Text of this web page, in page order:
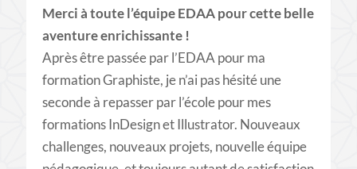
Merci à toute l’équipe EDAA pour cette belle
aventure enrichissante !
Après être passée par l’EDAA pour ma
formation Graphiste, je n’ai pas hésité une
seconde à repasser par l’école pour mes
formations InDesign et Illustrator. Nouveaux
challenges, nouveaux projets, nouvelle équipe